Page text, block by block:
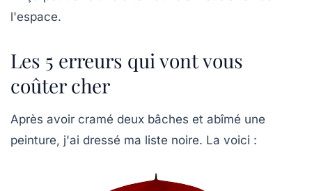
l'espace.
Les 5 erreurs qui vont vous
coûter cher
Après avoir cramé deux bâches et abîmé une
peinture, j'ai dressé ma liste noire. La voici :